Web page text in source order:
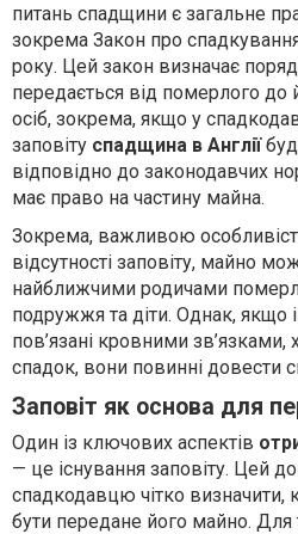
питань спадщини є загальне
зокрема Закон про
року. Цей закон визначає
передається від померлого до
осіб, зокрема, якщо у
заповіту спадщина в Англії
відповідно до законодавчих
має право на частину майна.
Зокрема, важливою
відсутності заповіту, майно
найближчими родичами
подружжя та діти. Однак, якщо
пов’язані кровними зв’язками,
спадок, вони повинні довести
Заповіт як основа для
Один із ключових аспектів
— це існування заповіту. Цей
спадкодавцю чітко визначити,
бути передане його майно. Для